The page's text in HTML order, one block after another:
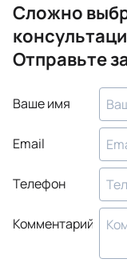
Сложно
Отправьте
Ваше имя
Email
Телефон
Комментарий